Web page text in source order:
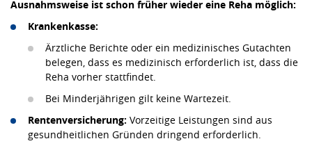
Ausnahmsweise ist schon früher wieder eine Reha möglich:
Krankenkasse:
Ärztliche Berichte oder ein medizinisches Gutachten
belegen, dass es medizinisch erforderlich ist, dass die
Reha vorher stattfindet.
Bei Minderjährigen gilt keine Wartezeit.
Rentenversicherung: Vorzeitige Leistungen sind aus
gesundheitlichen Gründen dringend erforderlich.